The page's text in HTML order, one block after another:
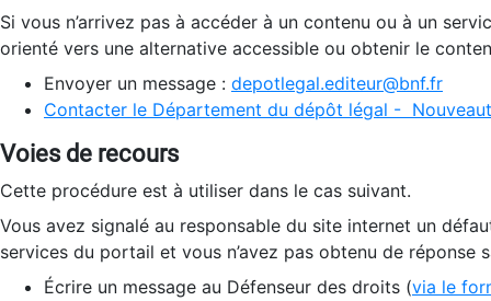
Si vous n’arrivez pas à accéder à un contenu ou à un
orienté vers une alternative accessible ou obtenir le
Envoyer un message : depotlegal.editeur@bnf.fr
Contacter le Département du dépôt légal -
Voies de recours
Cette procédure est à utiliser dans le cas suivant.
Vous avez signalé au responsable du site internet un
services du portail et vous n’avez pas obtenu de réponse
Écrire un message au Défenseur des droits (via le